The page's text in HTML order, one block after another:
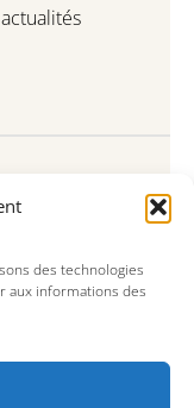
des technologies
aux informations des